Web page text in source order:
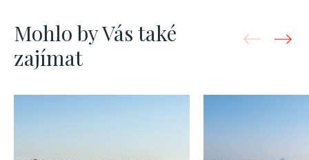
Mohlo by Vás také
zajímat